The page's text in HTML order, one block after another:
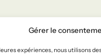
Gérer le
expériences, nous utilisons